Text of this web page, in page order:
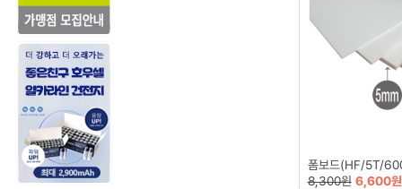
폼보드(HF/5T/
8,300원 6,600원